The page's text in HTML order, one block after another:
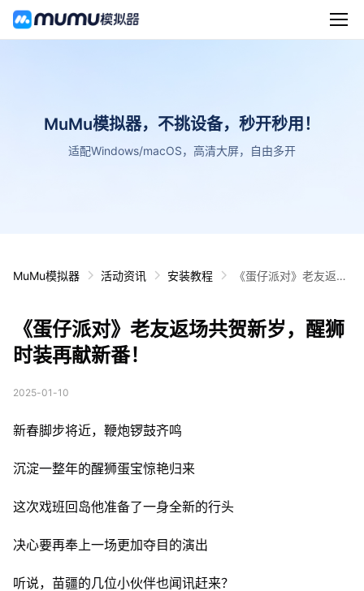
MuMu模拟器，不挑设备，秒开秒用！
适配Windows/macOS，高清大屏，自由多开
MuMu模拟器 活动资讯 安装教程
《蛋仔派对》老友返场
《蛋仔派对》老友返场共贺新岁，醒狮
时装再献新番！
2025-01-10
新春脚步将近，鞭炮锣鼓齐鸣
沉淀一整年的醒狮蛋宝惊艳归来
这次戏班回岛他准备了一身全新的行头
决心要再奉上一场更加夺目的演出
听说，苗疆的几位小伙伴也闻讯赶来？